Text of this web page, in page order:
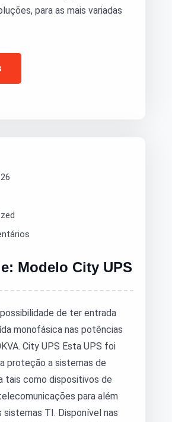
para as mais variadas
Modelo City UPS
de ter entrada
monofásica nas potências
City UPS Esta UPS foi
proteção a sistemas de
tais como dispositivos de
para além
sistemas TI. Disponível nas